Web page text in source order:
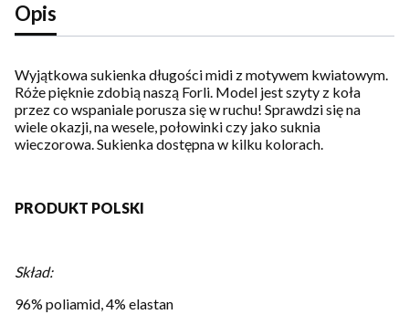
Opis
Wyjątkowa sukienka długości midi z motywem kwiatowym.
Róże pięknie zdobią naszą Forli. Model jest szyty z koła
przez co wspaniale porusza się w ruchu! Sprawdzi się na
wiele okazji, na wesele, połowinki czy jako suknia
wieczorowa. Sukienka dostępna w kilku kolorach.
PRODUKT POLSKI
Skład:
96% poliamid, 4% elastan